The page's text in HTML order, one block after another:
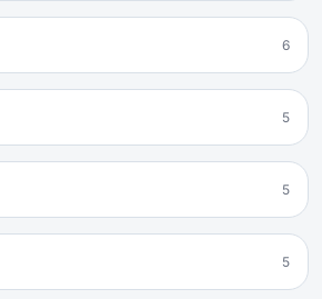
6
5
5
5